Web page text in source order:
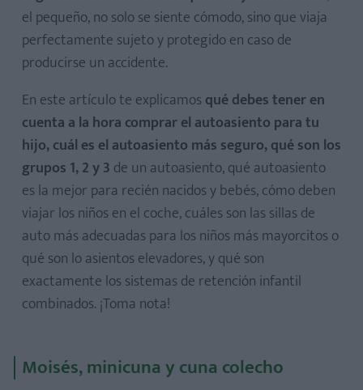
el pequeño, no solo se siente cómodo, sino que viaja
perfectamente sujeto y protegido en caso de
producirse un accidente.
En este artículo te explicamos qué debes tener en
cuenta a la hora comprar el autoasiento para tu
hijo, cuál es el autoasiento más seguro, qué son los
grupos 1, 2 y 3 de un autoasiento, qué autoasiento
es la mejor para recién nacidos y bebés, cómo deben
viajar los niños en el coche, cuáles son las sillas de
auto más adecuadas para los niños más mayorcitos o
qué son lo asientos elevadores, y qué son
exactamente los sistemas de retención infantil
combinados. ¡Toma nota!
Moisés, minicuna y cuna colecho